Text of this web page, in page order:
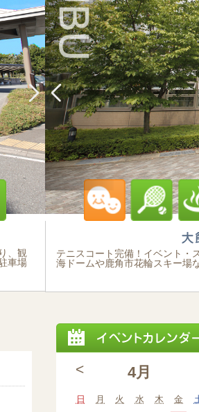
、観
車場
テニスコート完備！イベント・
海ドームや鹿角市花輪スキー場
4月
<
日 日曜日
月 月曜日
火 火曜日
水水曜日
木 木曜日
金 金